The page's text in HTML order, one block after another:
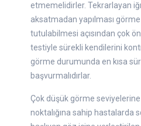
etmemelidirler. Tekrarlayan
aksatmadan yapılması
tutulabilmesi açısından çok
testiyle sürekli kendilerini
görme durumunda en kısa
başvurmalıdırlar.
Çok düşük görme seviyelerine
noktalığına sahip hastalarda